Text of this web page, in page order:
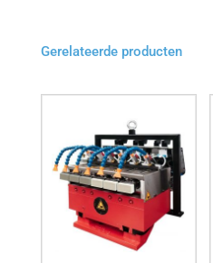
Gerelateerde producten